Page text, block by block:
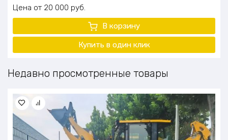
Цена 20 000 руб.
В корзину
Купить в один клик
Недавно просмотренные товары